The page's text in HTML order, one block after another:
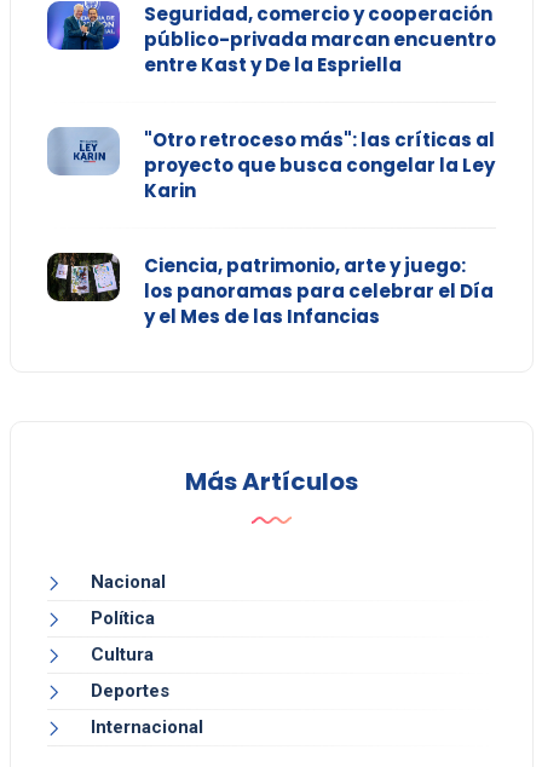
Seguridad, comercio y cooperación
público-privada marcan encuentro
entre Kast y De la Espriella
"Otro retroceso más": las críticas al
proyecto que busca congelar la Ley
Karin
Ciencia, patrimonio, arte y juego:
los panoramas para celebrar el Día
y el Mes de las Infancias
Más Artículos
Nacional
Política
Cultura
Deportes
Internacional